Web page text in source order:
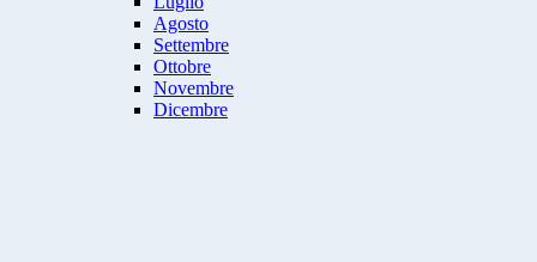
Agosto
Settembre
Ottobre
Novembre
Dicembre